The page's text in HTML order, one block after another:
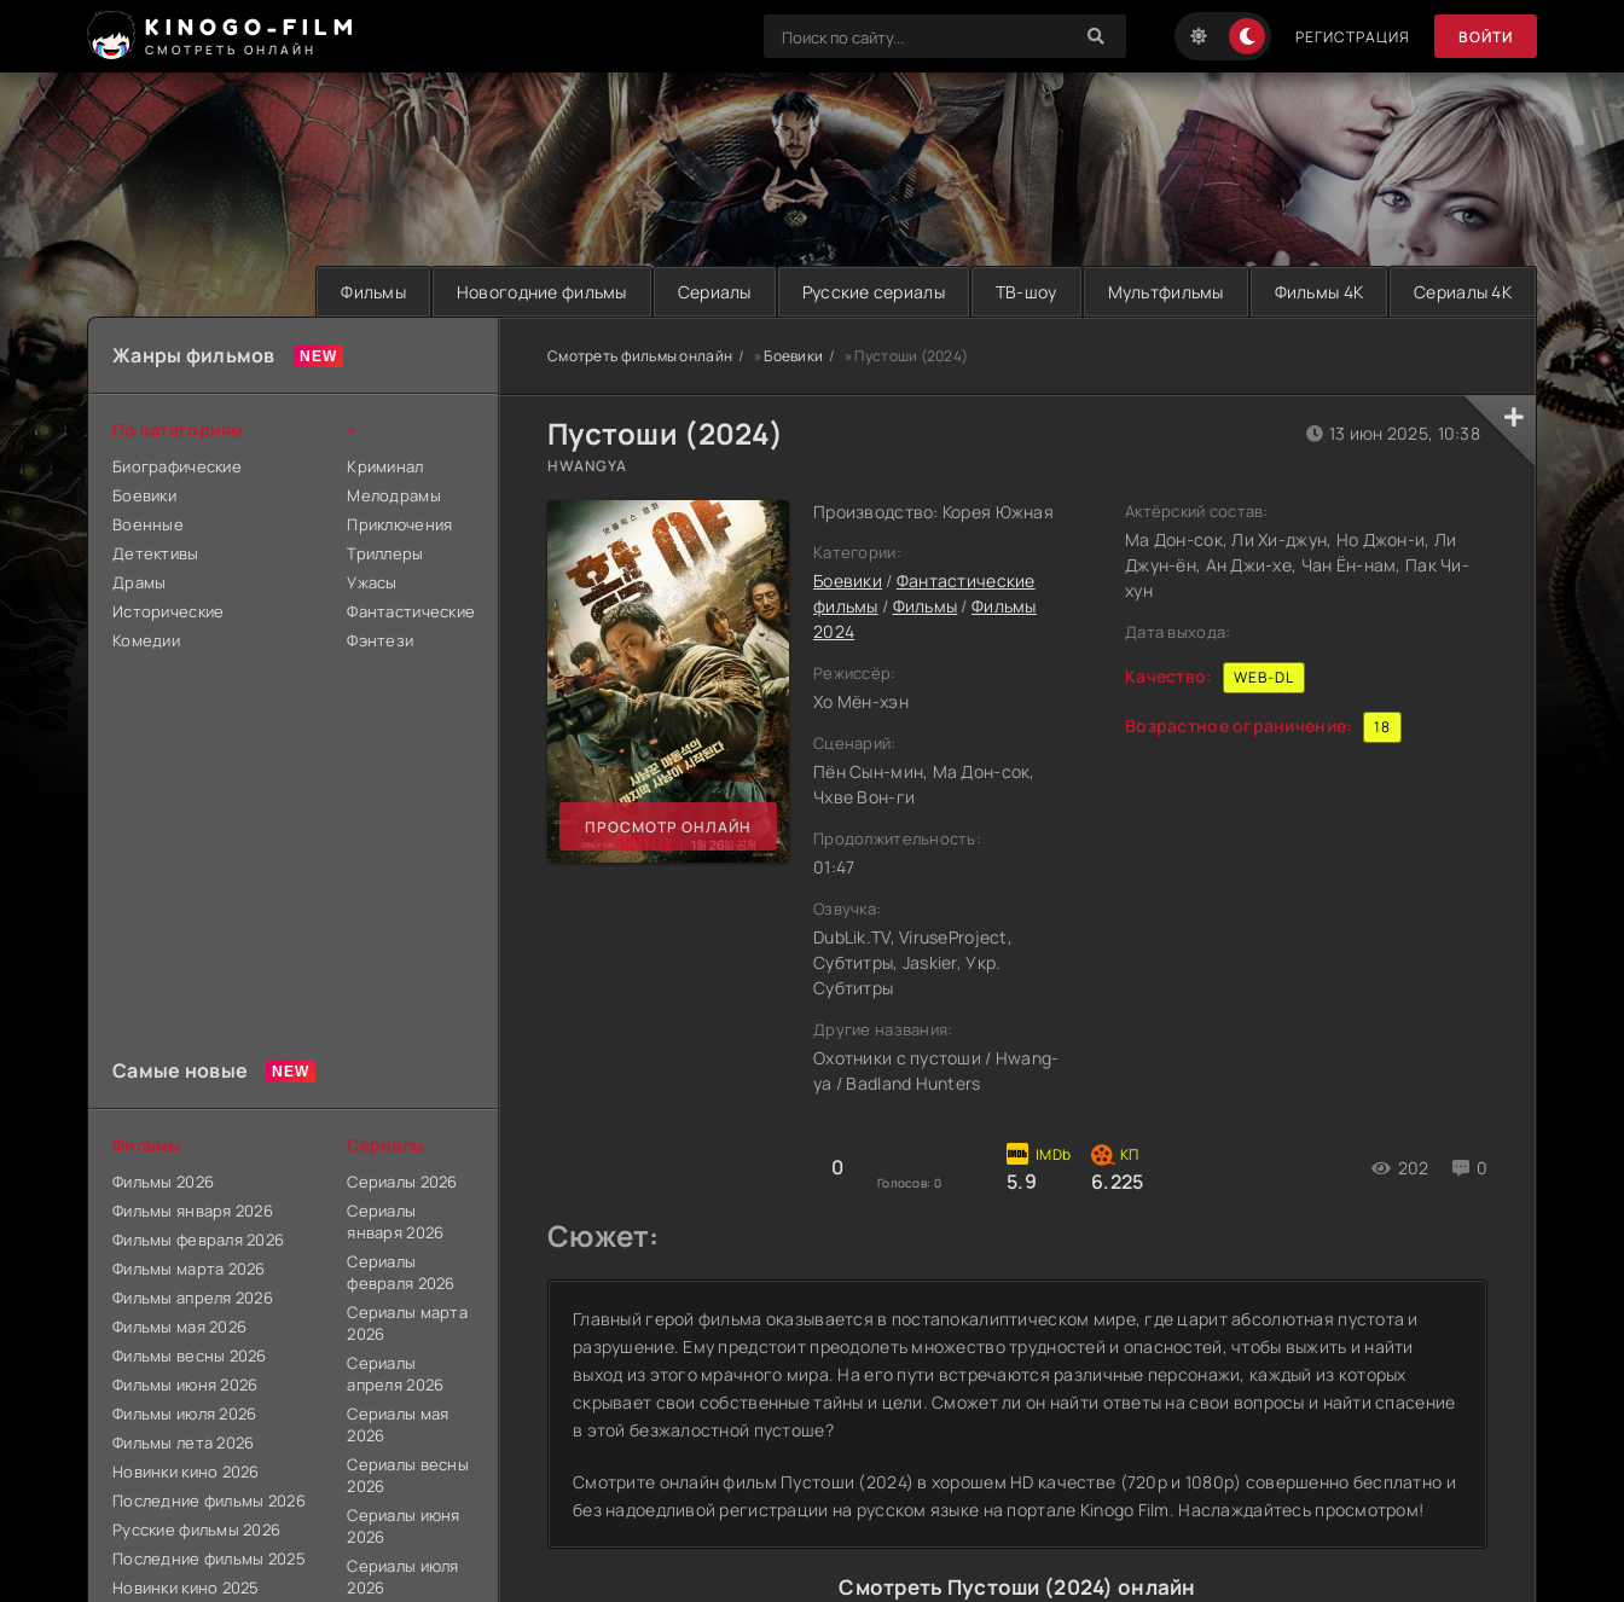
KINOGO-FILM
СМОТРЕТЬ ОНЛАЙН
РЕГИСТРАЦИЯ ВОЙТИ
Фильмы Новогодние фильмы Сериалы Русские сериалы ТВ-шоу Мультфильмы Фильмы 4K Сериалы 4K
Смотреть фильмы онлайн »Боевики » Пустоши (2024)
Пустоши (2024)
HWANGYA
ПРОСМОТР ОНЛАЙН
Производство: Корея Южная
Категории:
Боевики / Фантастические
фильмы / Фильмы /Фильмы
2024
Режиссёр:
Хо Мён-хэн
Сценарий:
Пён Сын-мин, Ма Дон-сок,
Чхве Вон-ги
Продолжительность:
01:47
Озвучка:
DubLik.TV, ViruseProject,
Субтитры, Jaskier, Укр.
Субтитры
Другие названия:
Охотники с пустоши / Hwang-
ya / Badland Hunters
0
Голосов: 0 5.9 6.225
202 0
13 июн 2025, 10:38
Актёрский состав:
Ма Дон-сок, Ли Хи-джун, Но Джон-и, Ли
Джун-ён, Ан Джи-хе, Чан Ён-нам, Пак Чи-
хун
Дата выхода:
Качество: WEB-DL
Возрастное ограничение: 18
Сюжет:
Главный герой фильма оказывается в постапокалиптическом мире, где царит абсолютная пустота и
разрушение. Ему предстоит преодолеть множество трудностей и опасностей, чтобы выжить и найти
выход из этого мрачного мира. На его пути встречаются различные персонажи, каждый из которых
скрывает свои собственные тайны и цели. Сможет ли он найти ответы на свои вопросы и найти спасение
в этой безжалостной пустоше?
Смотрите онлайн фильм Пустоши (2024) в хорошем HD качестве (720p и 1080p) совершенно бесплатно и
без надоедливой регистрации на русском языке на портале Kinogo Film. Наслаждайтесь просмотром!
Смотреть Пустоши (2024) онлайн
Жанры фильмов
По категориям
Биографические
Боевики
Военные
Детективы
Драмы
Исторические
Комедии
+
Криминал
Мелодрамы
Приключения
Триллеры
Ужасы
Фантастические
Фэнтези
Самые новые
Фильмы
Фильмы 2026
Фильмы января 2026
Фильмы февраля 2026
Фильмы марта 2026
Фильмы апреля 2026
Фильмы мая 2026
Фильмы весны 2026
Фильмы июня 2026
Фильмы июля 2026
Фильмы лета 2026
Новинки кино 2026
Последние фильмы 2026
Русские фильмы 2026
Последние фильмы 2025
Новинки кино 2025
Сериалы
Сериалы 2026
Сериалы
января 2026
Сериалы
февраля 2026
Сериалы марта
2026
Сериалы
апреля 2026
Сериалы мая
2026
Сериалы весны
2026
Сериалы июня
2026
Сериалы июля
2026